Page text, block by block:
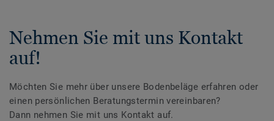
Nehmen Sie mit uns Kontakt
auf!
Möchten Sie mehr über unsere Bodenbeläge erfahren oder
einen persönlichen Beratungstermin vereinbaren?
Dann nehmen Sie mit uns Kontakt auf.